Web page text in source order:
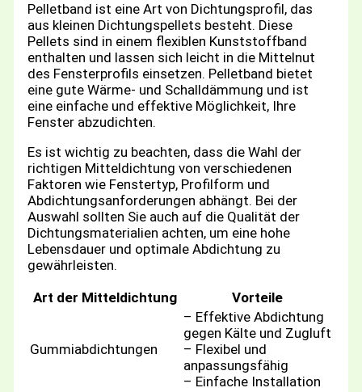
Pelletband ist eine Art von Dichtungsprofil, das
aus kleinen Dichtungspellets besteht. Diese
Pellets sind in einem flexiblen Kunststoffband
enthalten und lassen sich leicht in die Mittelnut
des Fensterprofils einsetzen. Pelletband bietet
eine gute Wärme- und Schalldämmung und ist
eine einfache und effektive Möglichkeit, Ihre
Fenster abzudichten.
Es ist wichtig zu beachten, dass die Wahl der
richtigen Mitteldichtung von verschiedenen
Faktoren wie Fenstertyp, Profilform und
Abdichtungsanforderungen abhängt. Bei der
Auswahl sollten Sie auch auf die Qualität der
Dichtungsmaterialien achten, um eine hohe
Lebensdauer und optimale Abdichtung zu
gewährleisten.
Art der Mitteldichtung
Vorteile
Gummiabdichtungen
– Effektive Abdichtung
gegen Kälte und Zugluft
– Flexibel und
anpassungsfähig
– Einfache Installation